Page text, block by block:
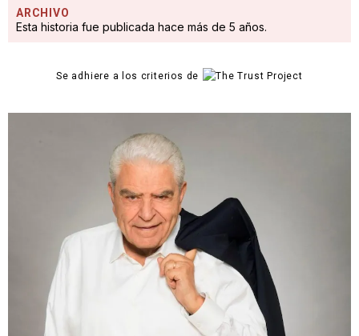
ARCHIVO
Esta historia fue publicada hace más de 5 años.
Se adhiere a los criterios de